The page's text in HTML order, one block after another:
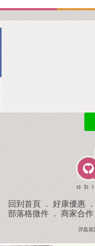
回到首頁 ． 好康優惠 ．
部落格微件． 商家合作
羿磊資